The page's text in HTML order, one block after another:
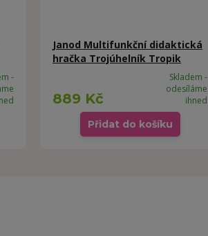
-
Janod Multifunkční didaktická
hračka Trojúhelník Tropik
889 Kč
Skladem -
odesíláme
ihned
Přidat do košíku